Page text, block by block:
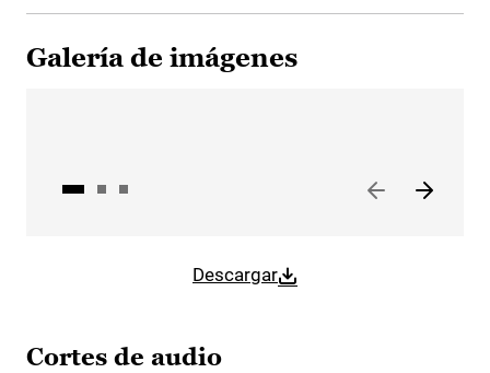
Galería de imágenes
Descargar
Cortes de audio